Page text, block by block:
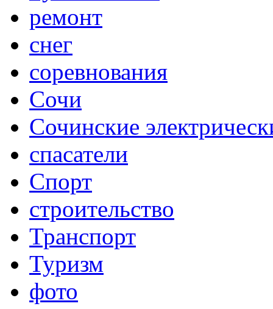
ремонт
снег
соревнования
Сочи
Сочинские
спасатели
Спорт
строительство
Транспорт
Туризм
фото